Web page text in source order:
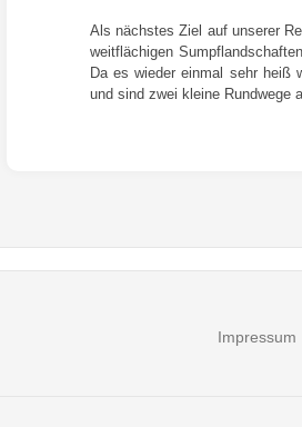
Als nächstes Ziel auf unserer
weitflächigen
Da es wieder einmal sehr heiß
und sind zwei kleine Rundwege
Impressum